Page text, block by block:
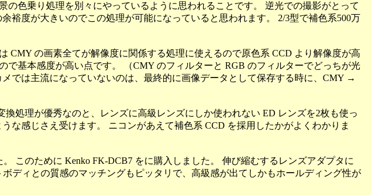
色乗り処理を別々にやっているように思われることです。 逆光での撮影がとって
裕度が大きいのでこの処理が可能になっていると思われます。 2/3型で補色系500万
CMY の画素全てが解像度に関係する処理に使えるので原色系 CCD より解像度が高
基本感度が高い点です。 （CMY のフィルターと RGB のフィルターでどっちが光
では主流になっていないのは、最終的に画像データとして保存する時に、CMY →
処理が優秀なのと、レンズに高級レンズにしか使われない ED レンズを2枚も使っ
な感じさえ受けます。 ニコンがあえて補色系 CCD を採用したかがよくわかりま
このために Kenko FK-DCB7 をに購入しました。 伸び縮むするレンズアダプタに
ディとの質感のマッチングもピッタリで、高級感が出てしかもホールディング性が